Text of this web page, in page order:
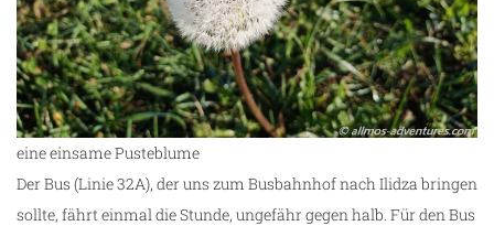
eine einsame Pusteblume
Der Bus (Linie 32A), der uns zum Busbahnhof nach Ilidza bringen
sollte, fährt einmal die Stunde, ungefähr gegen halb. Für den Bus